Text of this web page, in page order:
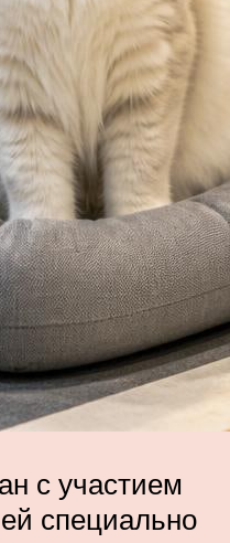
с участием
специально